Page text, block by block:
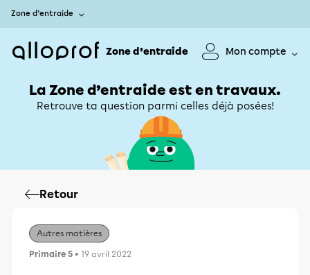
Zone d’entraide
Zone d’entraide Mon compte
La Zone d’entraide est en travaux.
Retrouve ta question parmi celles déjà posées!
Retour
Autres matières
Primaire 5 • 19 avril 2022